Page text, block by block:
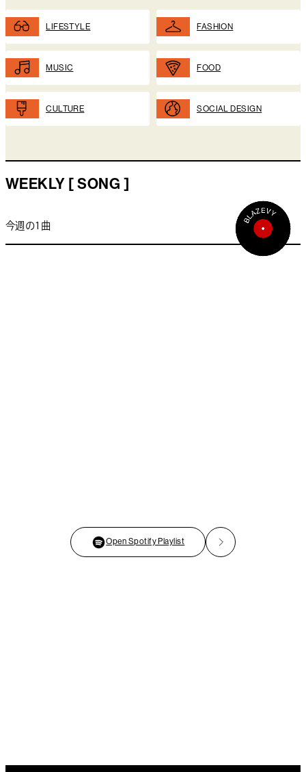
LIFESTYLE FASHION
MUSIC FOOD
CULTURE SOCIAL DESIGN
WEEKLY [ SONG ]
今週の1曲
Open Spotify Playlist